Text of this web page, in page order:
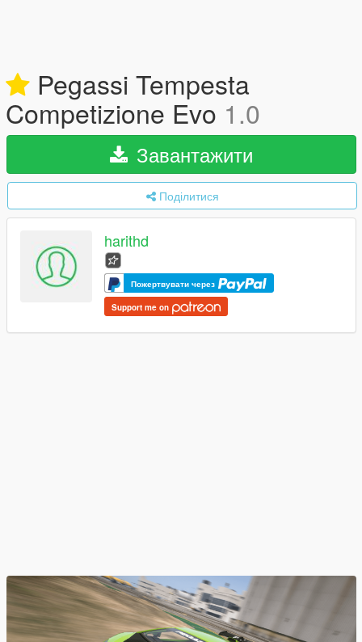
Pegassi Tempesta
Competizione Evo 1.0
Завантажити
Поділитися
harithd
Пожертвувати через
Support me on